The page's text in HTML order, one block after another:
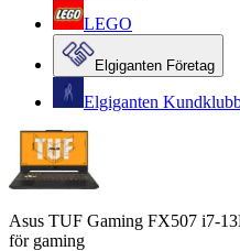
LEGO
Elgiganten Företag
Elgiganten
Asus TUF Gaming FX507 i7-
för gaming